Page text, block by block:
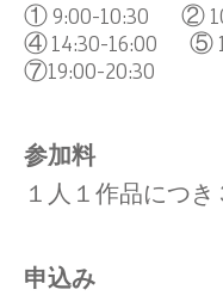
①9:00-10:30
④14:30-16:00
⑦19:00-20:30
参加料
１人１作品につ
申込み